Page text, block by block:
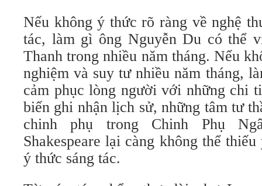
Nếu không ý thức rõ ràng về nghệ
tác, làm gì ông Nguyễn Du có thể
Thanh trong nhiều năm tháng. Nếu
nghiệm và suy tư nhiều năm tháng,
cảm phục lòng người với những chi
biến ghi nhận lịch sử, những tâm tư
chinh phụ trong Chinh Phụ
Shakespeare lại càng không thể
ý thức sáng tác.